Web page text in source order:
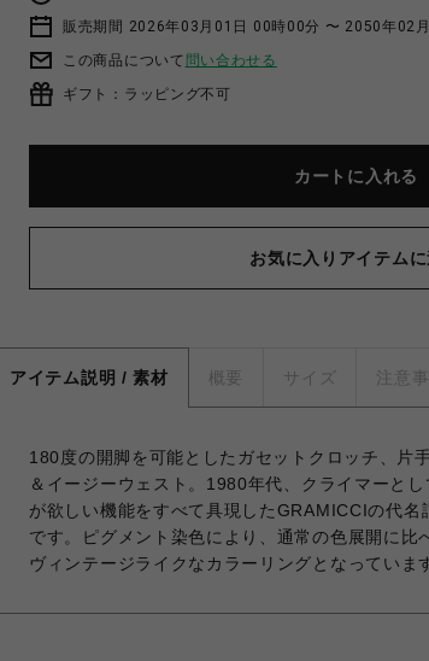
販売期間 2026年03月01日 00時00分 〜 2050年02
この商品について 問い合わせる
ギフト：ラッピング不可
カートに入れる
お気に入りアイテムに
アイテム説明 / 素材 概要 サイズ 注意
180度の開脚を可能としたガセットクロッチ、片
＆イージーウェスト。1980年代、クライマーと
が欲しい機能をすべて具現したGRAMICCIの代名
です。ピグメント染色により、通常の色展開に比
ヴィンテージライクなカラーリングとなっていま